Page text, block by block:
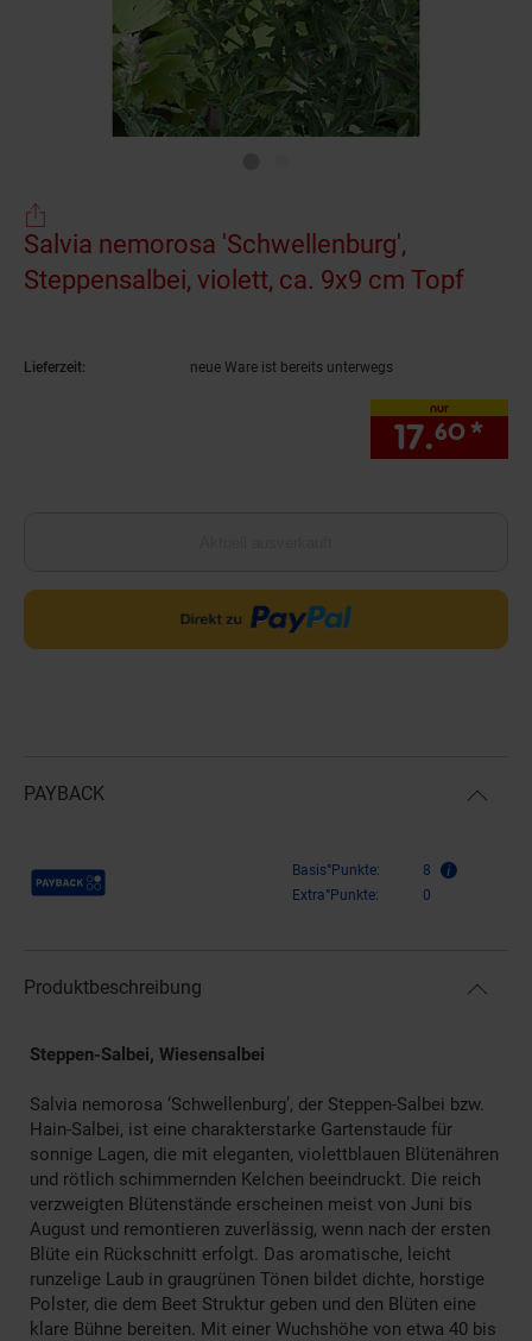
Salvia nemorosa 'Schwellenburg',
Steppensalbei, violett, ca. 9x9 cm Topf
Lieferzeit: neue Ware ist bereits unterwegs
nur
17.60 *
PAYBACK
Payback Punkte Basis°Punkte:
8
Extra°Punkte:
0
Produktbeschreibung
Steppen-Salbei, Wiesensalbei
Salvia nemorosa ‘Schwellenburg’, der Steppen-Salbei bzw.
Hain-Salbei, ist eine charakterstarke Gartenstaude für
sonnige Lagen, die mit eleganten, violettblauen Blütenähren
und rötlich schimmernden Kelchen beeindruckt. Die reich
verzweigten Blütenstände erscheinen meist von Juni bis
August und remontieren zuverlässig, wenn nach der ersten
Blüte ein Rückschnitt erfolgt. Das aromatische, leicht
runzelige Laub in graugrünen Tönen bildet dichte, horstige
Polster, die dem Beet Struktur geben und den Blüten eine
klare Bühne bereiten. Mit einer Wuchshöhe von etwa 40 bis